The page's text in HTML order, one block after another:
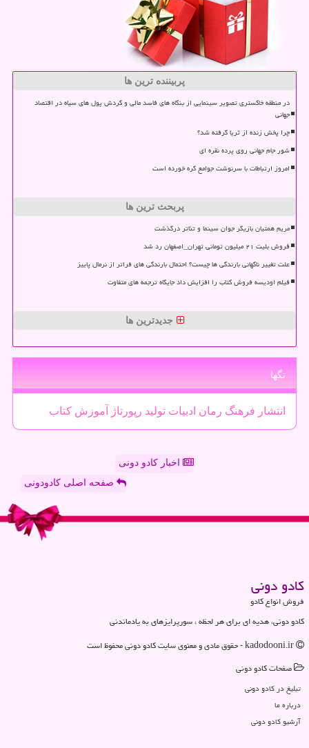
پربیننده ترین ها
در منطقه خاکستری تصویر سینمایی از بنگاه های فاسد مالی و گردش پول های سیاه در اقتصاد
جهانی
چرا پخش زنده از ثریا گرفته شد؟
شور جام جهانی روی پرده نقره ای
امروز ارتباطات با سرنوشت جوامع گره خورده است
پربحث ترین ها
مریم همتیان بازیگر جوان سینما و تئاتر درگذشت
فروش بلیت ۲۱ میلیون تومانی تهران_اصفهان رد شد
علت تغییر ناگهانی بارندگی ها چیست؟ احتمال بارندگی های فراتر از نرمال پاییز
فیلم اودیسه فروش کتاب را افزایش داد جایگاه ترجمه های متفاوت
جدیدترین ها
تگها
انتشار فرهنگ رمان ادبیات تولید رپورتاژ آموزش كتاب
اخبار کادو دونی
صفحه اصلی کادودونی
كادو دونی
فروش انواع کادو
کادو دونی، هدیه ای برای هر لحظه ، سورپرایزهای به یادماندنی
صفحات كادو دونی
تبلیغ در كادو دونی
درباره ما
آرشیو كادو دونی